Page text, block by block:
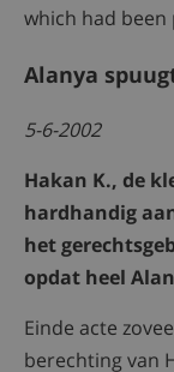
which had been
Alanya
5-6-2002
Hakan K., de
hardhandig
het
opdat heel
Einde acte
berechting van